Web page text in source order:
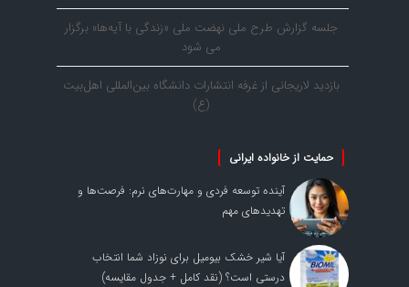
جلسه گزارش طرح ملی نهضت ملی «زندگی با آیه‌ها» برگزار
می شود
بازدید لاریجانی از غرفه انتشارات دانشگاه بین‌المللی اهل‌بیت
(ع)
حمایت از خانواده ایرانی
آینده توسعه فردی و مهارت‌های نرم: فرصت‌ها و
تهدیدهای مهم
آیا شیر خشک بیومیل برای نوزاد شما انتخاب
درستی است؟ (نقد کامل + جدول مقایسه)